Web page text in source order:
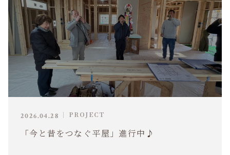
2026.04.28 PROJECT
「今と昔をつなぐ平屋」進行中♪